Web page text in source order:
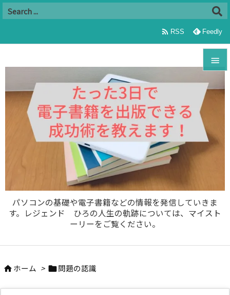
パソコンの基礎や電子書籍などの情報を発信していきま
す。レジェンド ひろの人生の軌跡については、マイスト
ーリーをご覧ください。


メニュ

前へ

検索
 RSS Feedly
 ホーム > 問題の認識